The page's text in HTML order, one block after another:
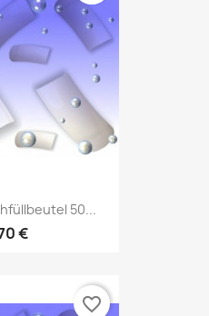
50...
€
favorite_border